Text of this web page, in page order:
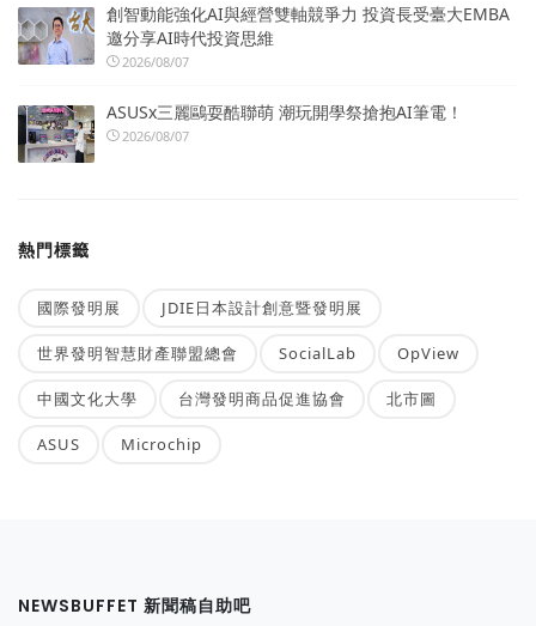
創智動能強化AI與經營雙軸競爭力 投資長受臺大EMBA
邀分享AI時代投資思維
2026/08/07
ASUSx三麗鷗耍酷聯萌 潮玩開學祭搶抱AI筆電！
2026/08/07
熱門標籤
國際發明展 JDIE日本設計創意暨發明展
世界發明智慧財產聯盟總會 SocialLab OpView
中國文化大學 台灣發明商品促進協會 北市圖
ASUS Microchip
NEWSBUFFET 新聞稿自助吧